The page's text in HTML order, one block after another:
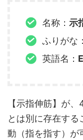
名称： 示
ふりがな：
英語名：
【示指伸筋】が
とは別に存在す
動（指を指す）が